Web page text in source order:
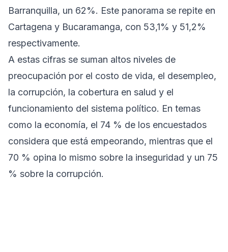
Barranquilla, un 62%. Este panorama se repite en
Cartagena y Bucaramanga, con 53,1% y 51,2%
respectivamente.
A estas cifras se suman altos niveles de
preocupación por el costo de vida, el desempleo,
la corrupción, la cobertura en salud y el
funcionamiento del sistema político. En temas
como la economía, el 74 % de los encuestados
considera que está empeorando, mientras que el
70 % opina lo mismo sobre la inseguridad y un 75
% sobre la corrupción.